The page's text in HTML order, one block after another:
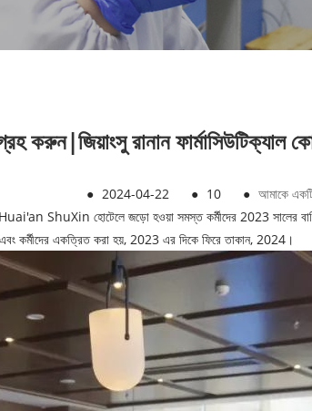
করুন|জিয়াংসু রানান ফার্মাসিউটিক্যাল
● 2024-04-22 ● 10 ● আমাকে একটি
ShuXin হোটেলে জড়ো হওয়া সমস্ত কর্মীদের 2023 সালের বার্ষিক
এবং কর্মীদের একত্রিত করা হয়, 2023 এর দিকে ফিরে তাকান, 2024।